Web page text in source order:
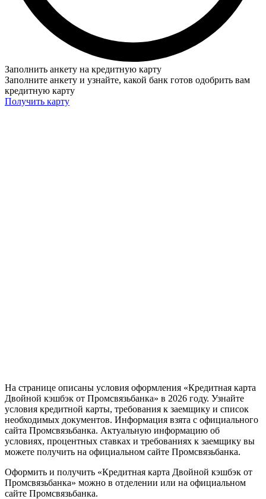
Заполнить анкету на кредитную карту
Заполните анкету и узнайте, какой банк готов одобрить вам
кредитную карту
Получить карту
На странице описаны условия оформления «Кредитная карта
Двойной кэшбэк от Промсвязьбанка» в 2026 году. Узнайте
условия кредитной карты, требования к заемщику и список
необходимых документов. Информация взята с официального
сайта Промсвязьбанка. Актуальную информацию об
условиях, процентных ставках и требованиях к заемщику вы
можете получить на официальном сайте Промсвязьбанка.
Оформить и получить «Кредитная карта Двойной кэшбэк от
Промсвязьбанка» можно в отделении или на официальном
сайте Промсвязьбанка.